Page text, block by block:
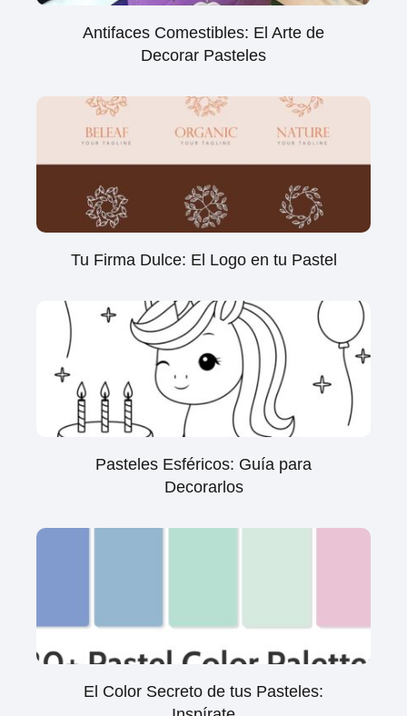
Antifaces Comestibles: El Arte de
Decorar Pasteles
Tu Firma Dulce: El Logo en tu Pastel
Pasteles Esféricos: Guía para
Decorarlos
El Color Secreto de tus Pasteles: